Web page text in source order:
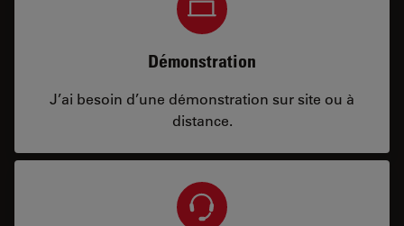
Démonstration
J’ai besoin d’une démonstration sur site ou à
distance.